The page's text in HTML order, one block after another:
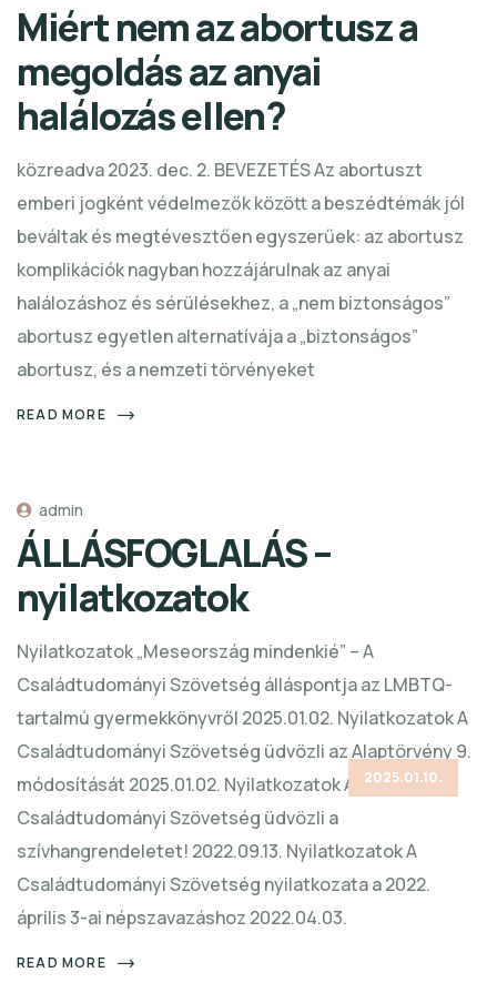
Miért nem az abortusz a
megoldás az anyai
halálozás ellen?
közreadva 2023. dec. 2. BEVEZETÉS Az abortuszt
emberi jogként védelmezők között a beszédtémák jól
beváltak és megtévesztően egyszerűek: az abortusz
komplikációk nagyban hozzájárulnak az anyai
halálozáshoz és sérülésekhez, a „nem biztonságos”
abortusz egyetlen alternatívája a „biztonságos”
abortusz, és a nemzeti törvényeket
READ MORE
admin
ÁLLÁSFOGLALÁS –
nyilatkozatok
Nyilatkozatok „Meseország mindenkié” – A
Családtudományi Szövetség álláspontja az LMBTQ-
tartalmú gyermekkönyvről 2025.01.02. Nyilatkozatok A
Családtudományi Szövetség üdvözli az Alaptörvény 9.
módosítását 2025.01.02. Nyilatkozatok A
Családtudományi Szövetség üdvözli a
szívhangrendeletet! 2022.09.13. Nyilatkozatok A
Családtudományi Szövetség nyilatkozata a 2022.
április 3-ai népszavazáshoz 2022.04.03.
READ MORE
2025.01.10.